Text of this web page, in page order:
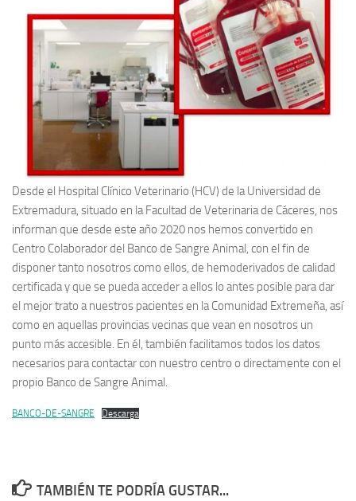
Desde el Hospital Clínico Veterinario (HCV) de la Universidad de
Extremadura, situado en la Facultad de Veterinaria de Cáceres, nos
informan que desde este año 2020 nos hemos convertido en
Centro Colaborador del Banco de Sangre Animal, con el fin de
disponer tanto nosotros como ellos, de hemoderivados de calidad
certificada y que se pueda acceder a ellos lo antes posible para dar
el mejor trato a nuestros pacientes en la Comunidad Extremeña, así
como en aquellas provincias vecinas que vean en nosotros un
punto más accesible. En él, también facilitamos todos los datos
necesarios para contactar con nuestro centro o directamente con el
propio Banco de Sangre Animal.
BANCO-DE-SANGRE Descarga
TAMBIÉN TE PODRÍA GUSTAR...